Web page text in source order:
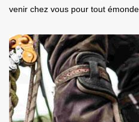
venir chez vous pour tout